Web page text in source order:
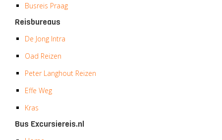
Busreis Praag
Reisbureaus
De Jong Intra
Oad Reizen
Peter Langhout Reizen
Effe Weg
Kras
Bus Excursiereis.nl